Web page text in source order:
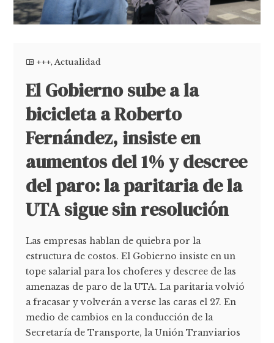
+++,Actualidad
El Gobierno sube a la
bicicleta a Roberto
Fernández, insiste en
aumentos del 1% y descree
del paro: la paritaria de la
UTA sigue sin resolución
Las empresas hablan de quiebra por la
estructura de costos. El Gobierno insiste en un
tope salarial para los choferes y descree de las
amenazas de paro de la UTA. La paritaria volvió
a fracasar y volverán a verse las caras el 27. En
medio de cambios en la conducción de la
Secretaría de Transporte, la Unión Tranviarios